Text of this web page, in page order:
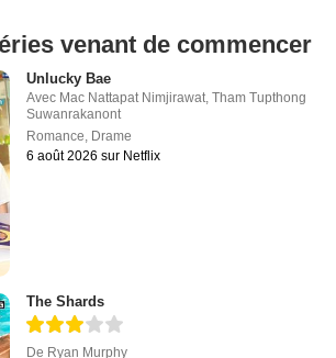
venant de commencer
Unlucky Bae
Avec Mac Nattapat Nimjirawat ,Tham Tupthong
Suwanrakanont
Romance Drame
6 août 2026 sur Netflix
The Shards
De Ryan Murphy